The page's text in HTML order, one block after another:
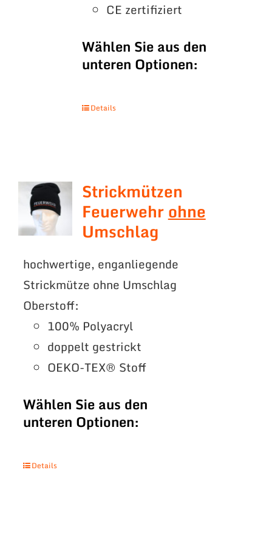
CE zertifiziert
Wählen Sie aus den
unteren Optionen:
Details
Strickmützen
Feuerwehrohne
Umschlag
hochwertige, enganliegende
Strickmütze ohne Umschlag
Oberstoff:
100% Polyacryl
doppelt gestrickt
OEKO-TEX® Stoff
Wählen Sie aus den
unteren Optionen:
Details